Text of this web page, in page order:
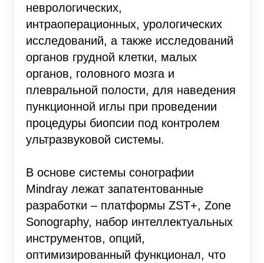
неврологических,
интраоперационных, урологических
исследований, а также исследований
органов грудной клетки, малых
органов, головного мозга и
плевральной полости, для наведения
пункционной иглы при проведении
процедуры биопсии под контролем
ультразвуковой системы.
В основе системы сонографии
Mindray лежат запатентованные
разработки – платформы ZST+, Zone
Sonography, набор интеллектуальных
инструментов, опций,
оптимизированный функционал, что